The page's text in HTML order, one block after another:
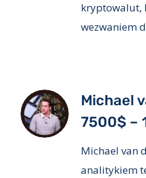
kryptowalut,
wezwaniem
Michael
7500$ –
Michael van
analitykiem